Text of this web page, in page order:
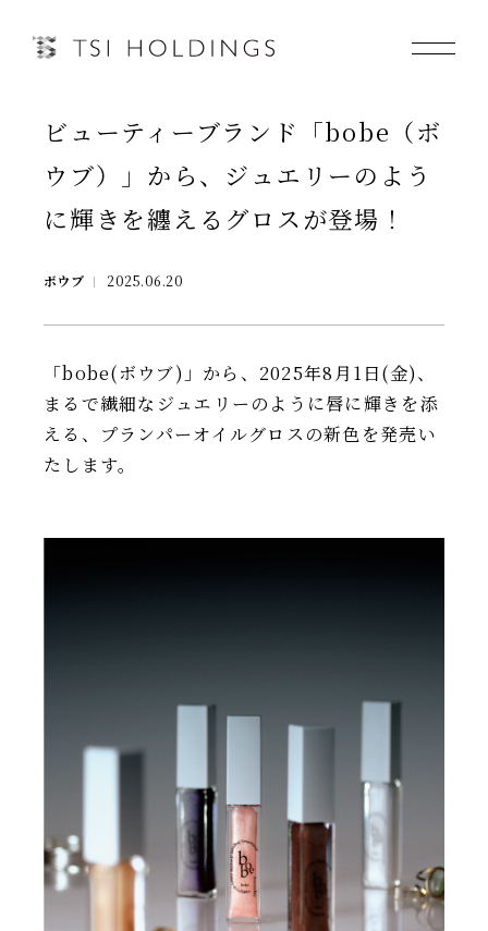
Information
Brand
Brand News
Our Purpose
Sustainability
会社情報
ビューティーブランド「bobe（ボ
ウブ）」から、ジュエリーのよう
に輝きを纏えるグロスが登場！
ボウブ 2025.06.20
「bobe(ボウブ)」から、2025年8月1日(金)、
まるで繊細なジュエリーのように唇に輝きを添
える、プランパーオイルグロスの新色を発売い
たします。